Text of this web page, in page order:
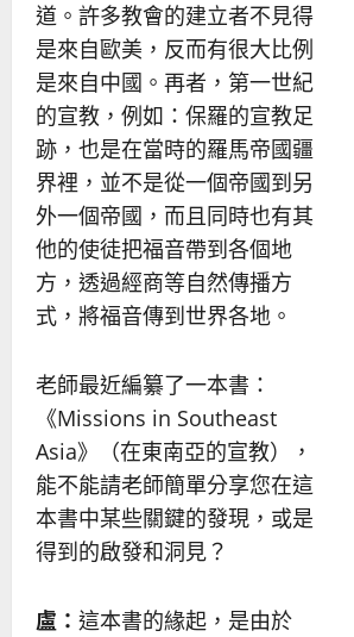
道。許多教會的建立者不見得
是來自歐美，反而有很大比例
是來自中國。再者，第一世紀
的宣教，例如：保羅的宣教足
跡，也是在當時的羅馬帝國疆
界裡，並不是從一個帝國到另
外一個帝國，而且同時也有其
他的使徒把福音帶到各個地
方，透過經商等自然傳播方
式，將福音傳到世界各地。
老師最近編纂了一本書：
《Missions in Southeast
Asia》（在東南亞的宣教），
能不能請老師簡單分享您在這
本書中某些關鍵的發現，或是
得到的啟發和洞見？
盧： 這本書的緣起，是由於